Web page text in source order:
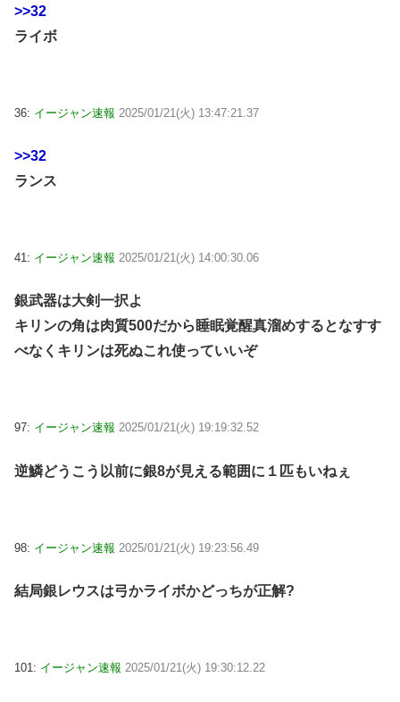
>>32
ライボ
36: イージャン速報 2025/01/21(火) 13:47:21.37
>>32
ランス
41: イージャン速報 2025/01/21(火) 14:00:30.06
銀武器は大剣一択よ
キリンの角は肉質500だから睡眠覚醒真溜めするとなすす
べなくキリンは死ぬこれ使っていいぞ
97: イージャン速報 2025/01/21(火) 19:19:32.52
逆鱗どうこう以前に銀8が見える範囲に１匹もいねぇ
98: イージャン速報 2025/01/21(火) 19:23:56.49
結局銀レウスは弓かライボかどっちが正解?
101: イージャン速報 2025/01/21(火) 19:30:12.22